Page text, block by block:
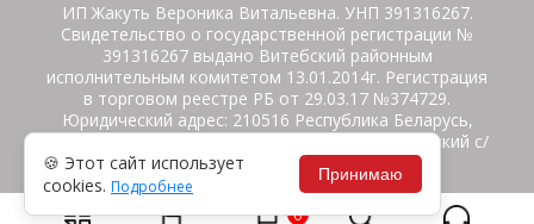
ИП Жакуть Вероника Витальевна. УНП 391316267.
Свидетельство о государственной регистрации №
391316267 выдано Витебский районным
исполнительным комитетом 13.01.2014г. Регистрация
в торговом реестре РБ от 29.03.17 №374729.
Юридический адрес: 210516 Республика Беларусь,
Витебская область, Витебский район, Бабиничский с/
с, аг.Ольгово, ул.Школьная
Политика защиты данных
0
🍪 Этот сайт использует
cookies. Подробнее
Принимаю